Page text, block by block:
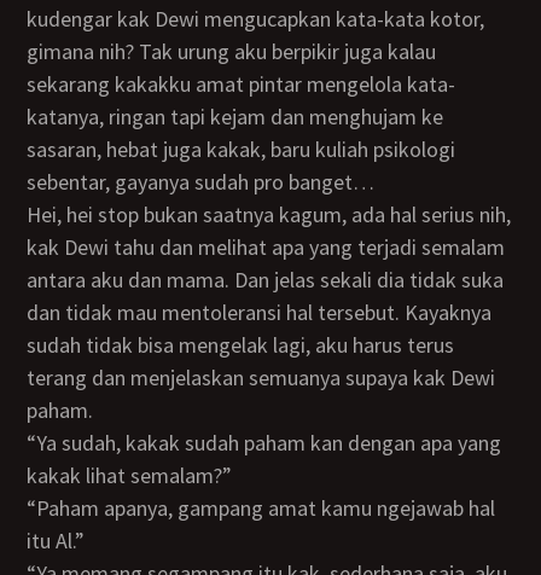
kudengar kak Dewi mengucapkan kata-kata kotor,
gimana nih? Tak urung aku berpikir juga kalau
sekarang kakakku amat pintar mengelola kata-
katanya, ringan tapi kejam dan menghujam ke
sasaran, hebat juga kakak, baru kuliah psikologi
sebentar, gayanya sudah pro banget…
Hei, hei stop bukan saatnya kagum, ada hal serius nih,
kak Dewi tahu dan melihat apa yang terjadi semalam
antara aku dan mama. Dan jelas sekali dia tidak suka
dan tidak mau mentoleransi hal tersebut. Kayaknya
sudah tidak bisa mengelak lagi, aku harus terus
terang dan menjelaskan semuanya supaya kak Dewi
paham.
“Ya sudah, kakak sudah paham kan dengan apa yang
kakak lihat semalam?”
“Paham apanya, gampang amat kamu ngejawab hal
itu Al.”